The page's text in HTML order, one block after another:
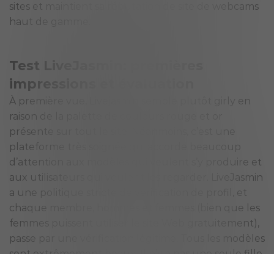
sites et maintient sa réputation de site de webcams
haut de gamme.
Test LiveJasmin: premières
impressions et évaluation
À première vue, Livejasmin semble plutôt girly en
raison de la palette de couleurs rouge et or
présente sur tout le site. Néanmoins, c’est une
plateforme très soignée qui accorde beaucoup
d’attention aux modèles qui veulent s’y produire et
aux utilisateurs qui veulent les regarder. LiveJasmin
a une politique stricte de vérification de profil, et
chaque membre, hommes et femmes (bien que les
femmes puissent utiliser le site Web gratuitement),
passe par une vérification légitime. Tous les modèles